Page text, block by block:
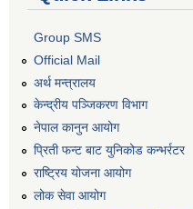
Group SMS
Official Mail
अर्थ मन्त्रालय
केन्द्रीय पञ्जिकरण विभाग
नेपाल कानुन आयोग
प्रिती फन्ट बाट युनिकोड कन्भर्रटर
राष्ट्रिय योजना आयोग
लोक सेवा आयोग